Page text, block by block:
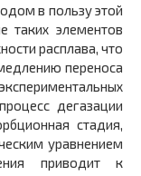
в пользу этой
таких элементов
расплава, что
переноса
дегазации
стадия,
уравнением
приводит к